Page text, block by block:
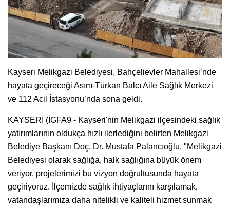
Kayseri Melikgazi Belediyesi, Bahçelievler Mahallesi’nde
hayata geçireceği Asım-Türkan Balcı Aile Sağlık Merkezi
ve 112 Acil İstasyonu’nda sona geldi.
KAYSERİ (İGFA9 - Kayseri'nin Melikgazi ilçesindeki sağlık
yatırımlarının oldukça hızlı ilerlediğini belirten Melikgazi
Belediye Başkanı Doç. Dr. Mustafa Palancıoğlu, "Melikgazi
Belediyesi olarak sağlığa, halk sağlığına büyük önem
veriyor, projelerimizi bu vizyon doğrultusunda hayata
geçiriyoruz. İlçemizde sağlık ihtiyaçlarını karşılamak,
vatandaşlarımıza daha nitelikli ve kaliteli hizmet sunmak